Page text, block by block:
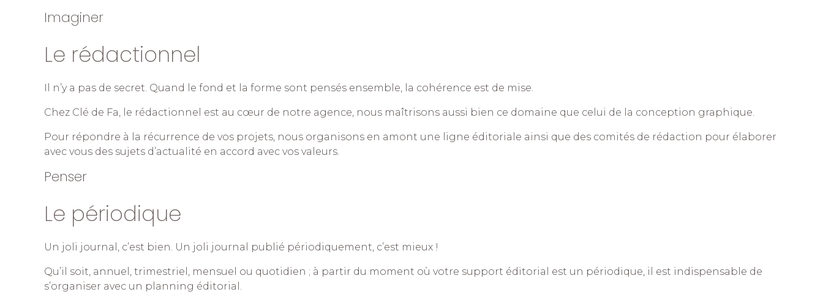
Imaginer
Le rédactionnel
Il n’y a pas de secret. Quand le fond et la forme sont pensés ensemble, la cohérence est de mise.
Chez Clé de Fa, le rédactionnel est au cœur de notre agence, nous maîtrisons aussi bien ce domaine que celui de la conception graphique.
Pour répondre à la récurrence de vos projets, nous organisons en amont une ligne éditoriale ainsi que des comités de rédaction pour élaborer
avec vous des sujets d’actualité en accord avec vos valeurs.
Penser
Le périodique
Un joli journal, c’est bien. Un joli journal publié périodiquement, c’est mieux !
Qu’il soit, annuel, trimestriel, mensuel ou quotidien ; à partir du moment où votre support éditorial est un périodique, il est indispensable de
s’organiser avec un planning éditorial.